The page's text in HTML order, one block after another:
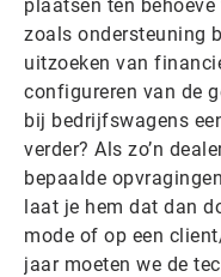
plaatsen ten
zoals ondersteuning
uitzoeken van
configureren van de
bij bedrijfswagens
verder? Als zo’n
bepaalde
laat je hem dat dan
mode of op een
jaar moeten we de